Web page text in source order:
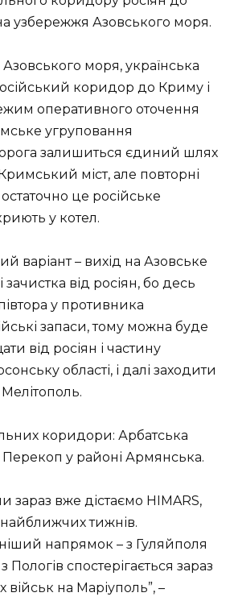
узбережжя Азовського моря.
моря, українська
коридор до Криму і
оперативного оточення
угруповання
залишиться єдиний шлях
міст, але повторні
це російське
у котел.
варіант – вихід на Азовське
від росіян, бо десь
у противника
запаси, тому можна буде
від росіян і частину
області, і далі заходити
коридори: Арбатська
Перекоп у районі Армянська.
вже дістаємо HIMARS,
тижнів.
напрямок – з Гуляйполя
Пологів спостерігається зараз
військ на Маріуполь”, –